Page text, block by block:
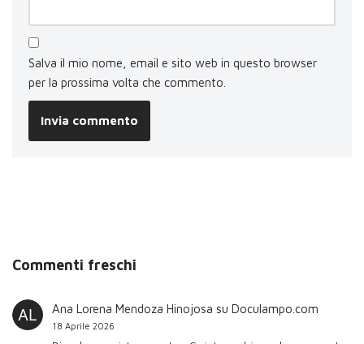
Salva il mio nome, email e sito web in questo browser
per la prossima volta che commento.
Commenti freschi
Ana Lorena Mendoza Hinojosa su Doculampo.com
18 Aprile 2026